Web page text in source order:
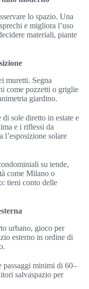
lo spazio. Una
e migliora l’uso
materiali, piante
muretti. Segna
come pozzetti o griglie
giardino.
di sole diretto in estate e
e i riflessi da
solare
su tende,
come Milano o
tieni conto delle
urbano, gioco per
esterno in ordine di
passaggi minimi di 60–
salvaspazio per